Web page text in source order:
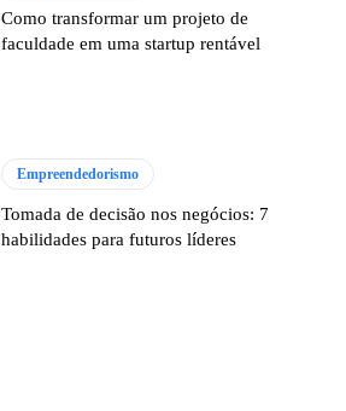
Como transformar um projeto de
faculdade em uma startup rentável
Empreendedorismo
Tomada de decisão nos negócios: 7
habilidades para futuros líderes